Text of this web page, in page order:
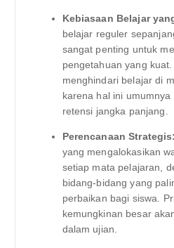
Kebiasaan Belajar
belajar reguler
sangat penting untuk
pengetahuan yang
menghindari belajar di
karena hal ini
retensi jangka panjang.
Perencanaan Strategis:
yang mengalokasikan
setiap mata pelajaran,
bidang-bidang yang
perbaikan bagi siswa.
kemungkinan besar
dalam ujian.